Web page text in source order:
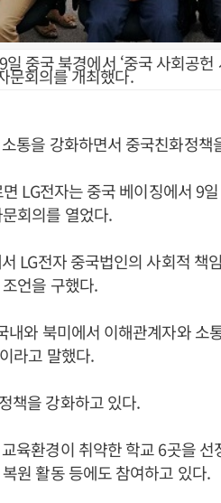
중국 북경에서 ‘중국 사회공
문회의를 개최했다.
통을 강화하면서 중국친화정책
LG전자는 중국 베이징에서 9
회의를 열었다.
LG전자 중국법인의 사회적
언을 구했다.
내와 북미에서 이해관계자와 소
라고 말했다.
책을 강화하고 있다.
육환경이 취약한 학교 6곳을
원 활동 등에도 참여하고 있다.